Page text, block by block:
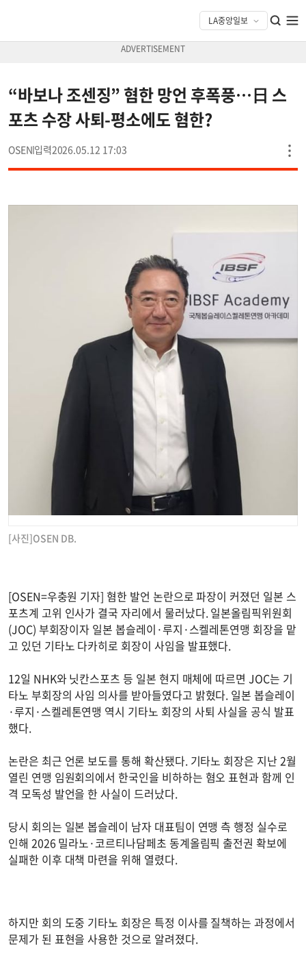
“바보나 조센징” 혐한 망언 후폭풍…日 스
포츠 수장 사퇴-평소에도 혐한?
OSEN 2026.05.12 17:03
[사진]OSEN DB.
[OSEN=우충원 기자] 혐한 발언 논란으로 파장이 커졌던 일본 스
포츠계 고위 인사가 결국 자리에서 물러났다. 일본올림픽위원회
(JOC) 부회장이자 일본 봅슬레이·루지·스켈레톤연맹 회장을 맡
고 있던 기타노 다카히로 회장이 사임을 발표했다.
12일 NHK와 닛칸스포츠 등 일본 현지 매체에 따르면 JOC는 기
타노 부회장의 사임 의사를 받아들였다고 밝혔다. 일본 봅슬레이
·루지·스켈레톤연맹 역시 기타노 회장의 사퇴 사실을 공식 발표
했다.
논란은 최근 언론 보도를 통해 확산됐다. 기타노 회장은 지난 2월
열린 연맹 임원회의에서 한국인을 비하하는 혐오 표현과 함께 인
격 모독성 발언을 한 사실이 드러났다.
당시 회의는 일본 봅슬레이 남자 대표팀이 연맹 측 행정 실수로
인해 2026 밀라노·코르티나담페초 동계올림픽 출전권 확보에
실패한 이후 대책 마련을 위해 열렸다.
하지만 회의 도중 기타노 회장은 특정 이사를 질책하는 과정에서
문제가 된 표현을 사용한 것으로 알려졌다.